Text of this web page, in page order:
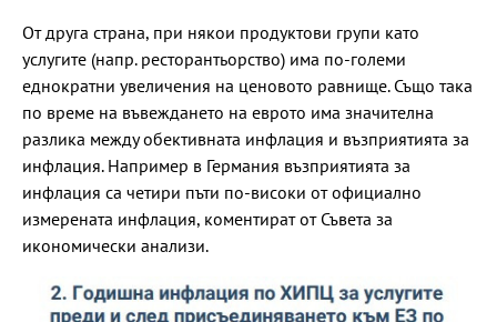
От друга страна, при някои продуктови групи като
услугите (напр. ресторантьорство) има по-големи
еднократни увеличения на ценовото равнище. Също така
по време на въвеждането на еврото има значителна
разлика между обективната инфлация и възприятията за
инфлация. Например в Германия възприятията за
инфлация са четири пъти по-високи от официално
измерената инфлация, коментират от Съвета за
икономически анализи.